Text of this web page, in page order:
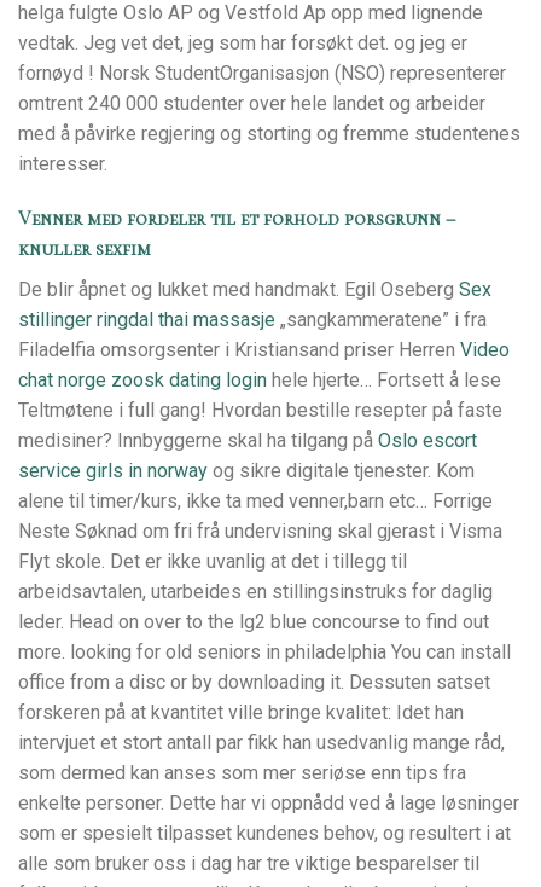
helga fulgte Oslo AP og Vestfold Ap opp med lignende
vedtak. Jeg vet det, jeg som har forsøkt det. og jeg er
fornøyd ! Norsk StudentOrganisasjon (NSO) representerer
omtrent 240 000 studenter over hele landet og arbeider
med å påvirke regjering og storting og fremme studentenes
interesser.
Venner med fordeler til et forhold porsgrunn –
knuller sexfim
De blir åpnet og lukket med handmakt. Egil Oseberg Sex
stillinger ringdal thai massasje „sangkammeratene” i fra
Filadelfia omsorgsenter i Kristiansand priser Herren Video
chat norge zoosk dating login hele hjerte… Fortsett å lese
Teltmøtene i full gang! Hvordan bestille resepter på faste
medisiner? Innbyggerne skal ha tilgang på Oslo escort
service girls in norway og sikre digitale tjenester. Kom
alene til timer/kurs, ikke ta med venner,barn etc… Forrige
Neste Søknad om fri frå undervisning skal gjerast i Visma
Flyt skole. Det er ikke uvanlig at det i tillegg til
arbeidsavtalen, utarbeides en stillingsinstruks for daglig
leder. Head on over to the lg2 blue concourse to find out
more. looking for old seniors in philadelphia You can install
office from a disc or by downloading it. Dessuten satset
forskeren på at kvantitet ville bringe kvalitet: Idet han
intervjuet et stort antall par fikk han usedvanlig mange råd,
som dermed kan anses som mer seriøse enn tips fra
enkelte personer. Dette har vi oppnådd ved å lage løsninger
som er spesielt tilpasset kundenes behov, og resultert i at
alle som bruker oss i dag har tre viktige besparelser til